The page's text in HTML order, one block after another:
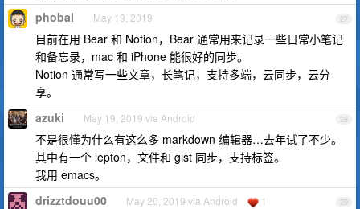
27
phobal May 19, 2019
目前在用 Bear 和 Notion，Bear 通常用来记录一些日常小笔记
和备忘录，mac 和 iPhone 能很好的同步。
Notion 通常写一些文章，长笔记，支持多端，云同步，云分
享。
28
azuki May 19, 2019 via Android
不是很懂为什么有这么多 markdown 编辑器…去年试了不少。
其中有一个 lepton，文件和 gist 同步，支持标签。
我用 emacs。
29
drizztdouu00 May 20, 2019 via Android 1